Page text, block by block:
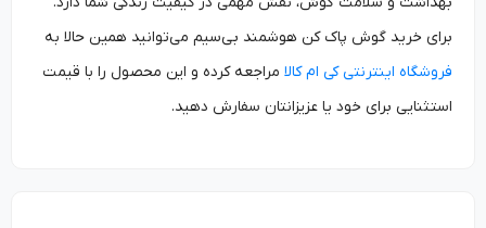
برای خرید گوش پاک کن هوشمند بی‌سیم می‌توانید همین حالا به
فروشگاه اینترنتی کی ام کالامراجعه کرده و این محصول را با قیمت
استثنایی برای خود یا عزیزانتان سفارش دهید.